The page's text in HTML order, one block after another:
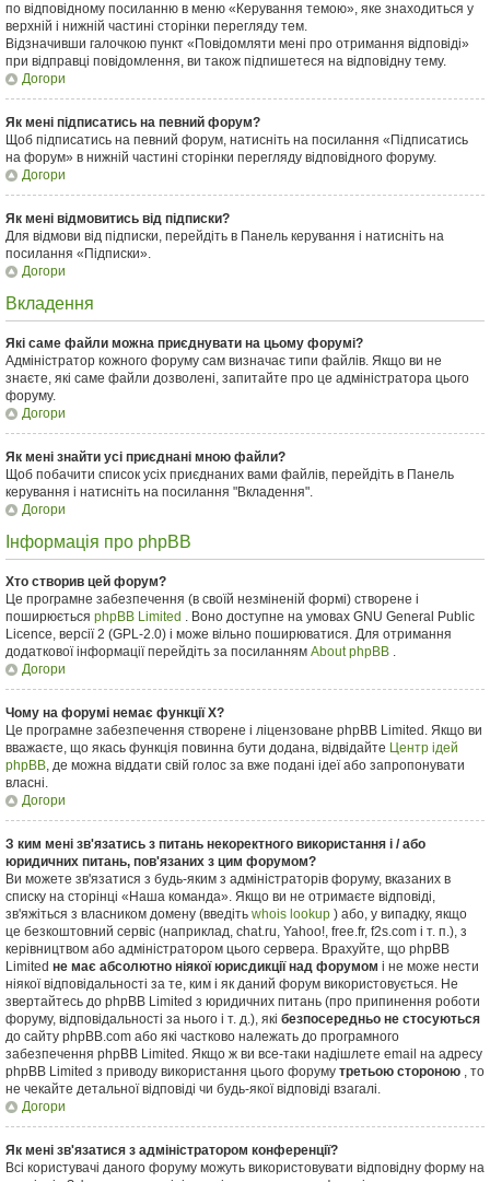
по відповідному посиланню в меню «Керування темою», яке знаходиться у
верхній і нижній частині сторінки перегляду тем.
Відзначивши галочкою пункт «Повідомляти мені про отримання відповіді»
при відправці повідомлення, ви також підпишетеся на відповідну тему.
Догори
Як мені підписатись на певний форум?
Щоб підписатись на певний форум, натисніть на посилання «Підписатись
на форум» в нижній частині сторінки перегляду відповідного форуму.
Догори
Як мені відмовитись від підписки?
Для відмови від підписки, перейдіть в Панель керування і натисніть на
посилання «Підписки».
Догори
Вкладення
Які саме файли можна приєднувати на цьому форумі?
Адміністратор кожного форуму сам визначає типи файлів. Якщо ви не
знаєте, які саме файли дозволені, запитайте про це адміністратора цього
форуму.
Догори
Як мені знайти усі приєднані мною файли?
Щоб побачити список усіх приєднаних вами файлів, перейдіть в Панель
керування і натисніть на посилання "Вкладення".
Догори
Інформація про phpBB
Хто створив цей форум?
Це програмне забезпечення (в своїй незміненій формі) створене і
поширюється phpBB Limited . Воно доступне на умовах GNU General Public
Licence, версії 2 (GPL-2.0) і може вільно поширюватися. Для отримання
додаткової інформації перейдіть за посиланням About phpBB .
Догори
Чому на форумі немає функції X?
Це програмне забезпечення створене і ліцензоване phpBB Limited. Якщо ви
вважаєте, що якась функція повинна бути додана, відвідайте Центр ідей
phpBB, де можна віддати свій голос за вже подані ідеї або запропонувати
власні.
Догори
З ким мені зв'язатись з питань некоректного використання і / або
юридичних питань, пов'язаних з цим форумом?
Ви можете зв'язатися з будь-яким з адміністраторів форуму, вказаних в
списку на сторінці «Наша команда». Якщо ви не отримаєте відповіді,
зв'яжіться з власником домену (введіть whois lookup ) або, у випадку, якщо
це безкоштовний сервіс (наприклад, chat.ru, Yahoo!, free.fr, f2s.com і т. п.), з
керівництвом або адміністратором цього сервера. Врахуйте, що phpBB
Limited не має абсолютно ніякої юрисдикції над форумом і не може нести
ніякої відповідальності за те, ким і як даний форум використовується. Не
звертайтесь до phpBB Limited з юридичних питань (про припинення роботи
форуму, відповідальності за нього і т. д.), які безпосередньо не стосуються
до сайту phpBB.com або які частково належать до програмного
забезпечення phpBB Limited. Якщо ж ви все-таки надішлете email на адресу
phpBB Limited з приводу використання цього форуму третьою стороною , то
не чекайте детальної відповіді чи будь-якої відповіді взагалі.
Догори
Як мені зв'язатися з адміністратором конференції?
Всі користувачі даного форуму можуть використовувати відповідну форму на